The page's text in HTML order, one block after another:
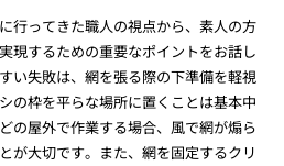
行ってきた職人の視点から、素人の方
現するための重要なポイントをお話し
い失敗は、網を張る際の下準備を軽視
の枠を平らな場所に置くことは基本中
の屋外で作業する場合、風で網が煽ら
が大切です。また、網を固定するクリ